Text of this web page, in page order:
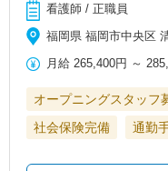
看護師 / 正職員
福岡県 福岡市中央区
月給 265,400円 ～
オープニングスタッフ
社会保険完備
通勤